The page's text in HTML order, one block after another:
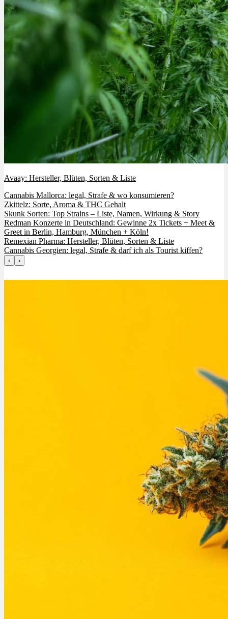
Avaay: Hersteller, Blüten, Sorten & Liste
Cannabis Mallorca: legal, Strafe & wo konsumieren?
Zkittelz: Sorte, Aroma & THC Gehalt
Skunk Sorten: Top Strains – Liste, Namen, Wirkung & Story
Redman Konzerte in Deutschland: Gewinne 2x Tickets + Meet &
Greet in Berlin, Hamburg, München + Köln!
Remexian Pharma: Hersteller, Blüten, Sorten & Liste
Cannabis Georgien: legal, Strafe & darf ich als Tourist kiffen?
‹ ›